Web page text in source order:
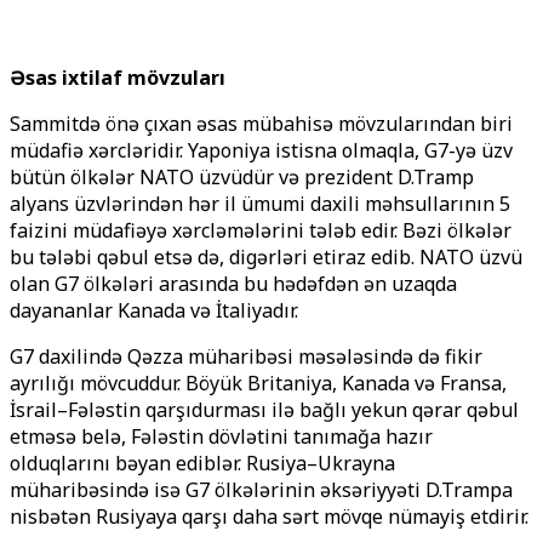
Əsas ixtilaf mövzuları
Sammitdə önə çıxan əsas mübahisə mövzularından biri
müdafiə xərcləridir. Yaponiya istisna olmaqla, G7-yə üzv
bütün ölkələr NATO üzvüdür və prezident D.Tramp
alyans üzvlərindən hər il ümumi daxili məhsullarının 5
faizini müdafiəyə xərcləmələrini tələb edir. Bəzi ölkələr
bu tələbi qəbul etsə də, digərləri etiraz edib. NATO üzvü
olan G7 ölkələri arasında bu hədəfdən ən uzaqda
dayananlar Kanada və İtaliyadır.
G7 daxilində Qəzza müharibəsi məsələsində də fikir
ayrılığı mövcuddur. Böyük Britaniya, Kanada və Fransa,
İsrail–Fələstin qarşıdurması ilə bağlı yekun qərar qəbul
etməsə belə, Fələstin dövlətini tanımağa hazır
olduqlarını bəyan ediblər. Rusiya–Ukrayna
müharibəsində isə G7 ölkələrinin əksəriyyəti D.Trampa
nisbətən Rusiyaya qarşı daha sərt mövqe nümayiş etdirir.